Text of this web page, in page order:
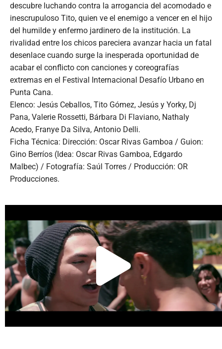
descubre luchando contra la arrogancia del acomodado e
inescrupuloso Tito, quien ve el enemigo a vencer en el hijo
del humilde y enfermo jardinero de la institución. La
rivalidad entre los chicos pareciera avanzar hacia un fatal
desenlace cuando surge la inesperada oportunidad de
acabar el conflicto con canciones y coreografías
extremas en el Festival Internacional Desafío Urbano en
Punta Cana.
Elenco: Jesús Ceballos, Tito Gómez, Jesús y Yorky, Dj
Pana, Valerie Rossetti, Bárbara Di Flaviano, Nathaly
Acedo, Franye Da Silva, Antonio Delli.
Ficha Técnica: Dirección: Oscar Rivas Gamboa / Guion:
Gino Berríos (Idea: Oscar Rivas Gamboa, Edgardo
Malbec) / Fotografía: Saúl Torres / Producción: OR
Producciones.